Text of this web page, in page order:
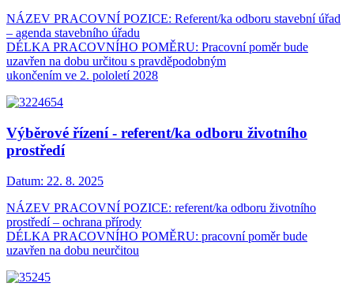
NÁZEV PRACOVNÍ POZICE: Referent/ka odboru stavební úřad
– agenda stavebního úřadu
DÉLKA PRACOVNÍHO POMĚRU: Pracovní poměr bude
uzavřen na dobu určitou s pravděpodobným
ukončením ve 2. pololetí 2028
Výběrové řízení - referent/ka odboru životního
prostředí
Datum: 22. 8. 2025
NÁZEV PRACOVNÍ POZICE: referent/ka odboru životního
prostředí – ochrana přírody
DÉLKA PRACOVNÍHO POMĚRU: pracovní poměr bude
uzavřen na dobu neurčitou